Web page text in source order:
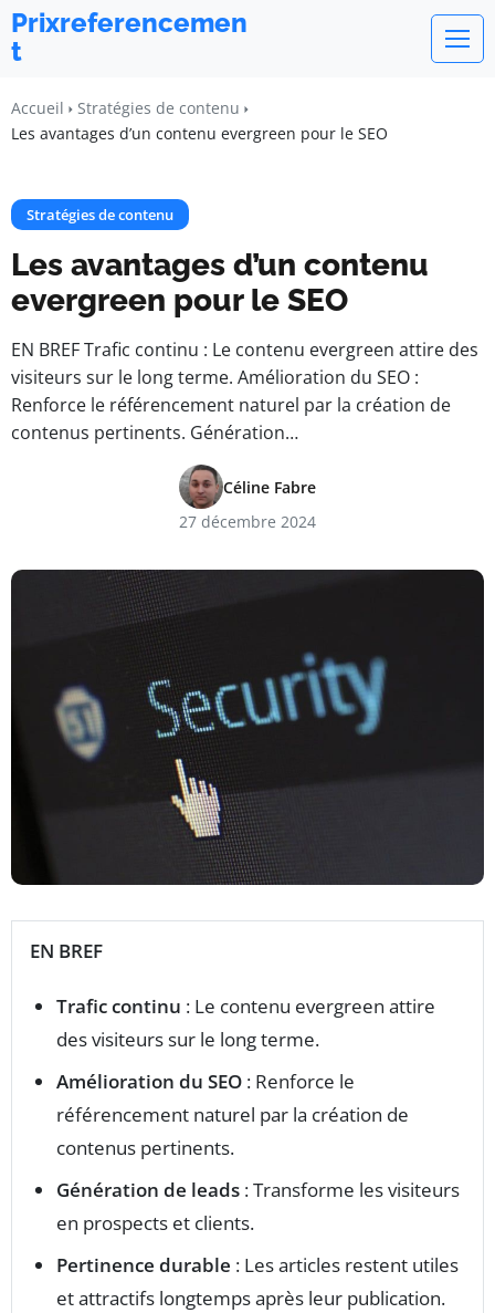
Prixreferencemen
t
Accueil
Stratégies de contenu
Les avantages d’un contenu evergreen pour le SEO
Stratégies de contenu
Les avantages d’un contenu
evergreen pour le SEO
EN BREF Trafic continu : Le contenu evergreen attire des
visiteurs sur le long terme. Amélioration du SEO :
Renforce le référencement naturel par la création de
contenus pertinents. Génération…
Céline Fabre
27 décembre 2024
EN BREF
Trafic continu : Le contenu evergreen attire
des visiteurs sur le long terme.
Amélioration du SEO : Renforce le
référencement naturel par la création de
contenus pertinents.
Génération de leads : Transforme les visiteurs
en prospects et clients.
Pertinence durable : Les articles restent utiles
et attractifs longtemps après leur publication.